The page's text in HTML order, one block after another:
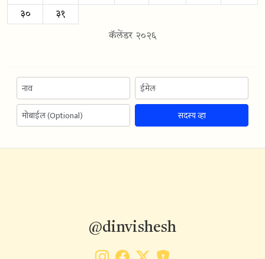
३० ३१
कॅलेंडर २०२६
सदस्य व्हा
@dinvishesh